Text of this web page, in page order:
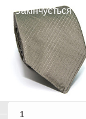
Закінчується